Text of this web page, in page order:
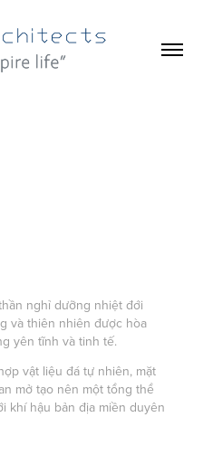
nghỉ dưỡng nhiệt đới
và thiên nhiên được hòa
yên tĩnh và tinh tế.
vật liệu đá tự nhiên, mặt
mở tạo nên một tổng thể
khí hậu bản địa miền duyên